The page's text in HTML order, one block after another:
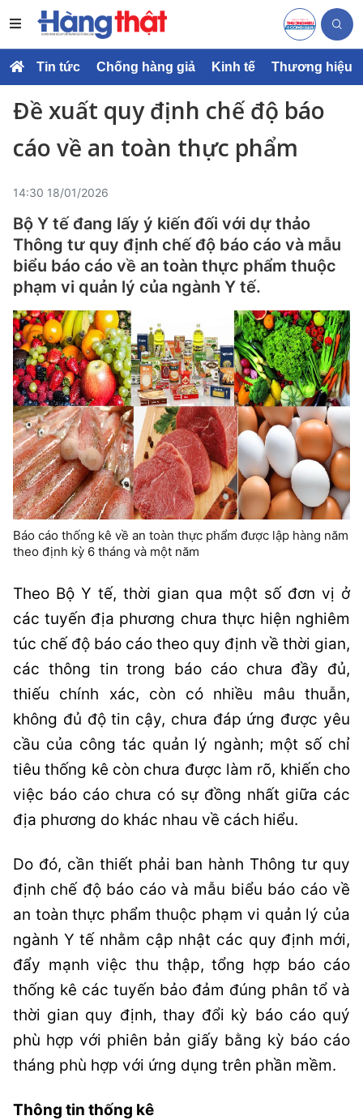
Tin tức Chống hàng giả Kinh tế Thương hiệu
Đề xuất quy định chế độ báo
cáo về an toàn thực phẩm
14:30 18/01/2026
Bộ Y tế đang lấy ý kiến đối với dự thảo
Thông tư quy định chế độ báo cáo và mẫu
biểu báo cáo về an toàn thực phẩm thuộc
phạm vi quản lý của ngành Y tế.
Báo cáo thống kê về an toàn thực phẩm được lập hàng năm
theo định kỳ 6 tháng và một năm
Theo Bộ Y tế, thời gian qua một số đơn vị ở
các tuyến địa phương chưa thực hiện nghiêm
túc chế độ báo cáo theo quy định về thời gian,
các thông tin trong báo cáo chưa đầy đủ,
thiếu chính xác, còn có nhiều mâu thuẫn,
không đủ độ tin cậy, chưa đáp ứng được yêu
cầu của công tác quản lý ngành; một số chỉ
tiêu thống kê còn chưa được làm rõ, khiến cho
việc báo cáo chưa có sự đồng nhất giữa các
địa phương do khác nhau về cách hiểu.
Do đó, cần thiết phải ban hành Thông tư quy
định chế độ báo cáo và mẫu biểu báo cáo về
an toàn thực phẩm thuộc phạm vi quản lý của
ngành Y tế nhằm cập nhật các quy định mới,
đẩy mạnh việc thu thập, tổng hợp báo cáo
thống kê các tuyến bảo đảm đúng phân tổ và
thời gian quy định, thay đổi kỳ báo cáo quý
phù hợp với phiên bản giấy bằng kỳ báo cáo
tháng phù hợp với ứng dụng trên phần mềm.
Thông tin thống kê